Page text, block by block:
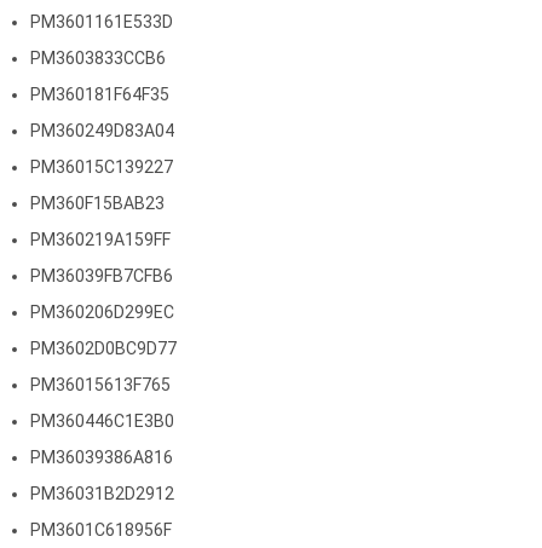
PM3601161E533D
PM3603833CCB6
PM360181F64F35
PM360249D83A04
PM36015C139227
PM360F15BAB23
PM360219A159FF
PM36039FB7CFB6
PM360206D299EC
PM3602D0BC9D77
PM36015613F765
PM360446C1E3B0
PM36039386A816
PM36031B2D2912
PM3601C618956F